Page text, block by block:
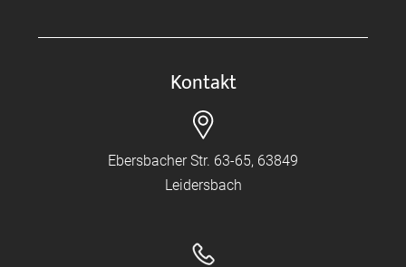
Kontakt
Ebersbacher Str. 63-65, 63849
Leidersbach